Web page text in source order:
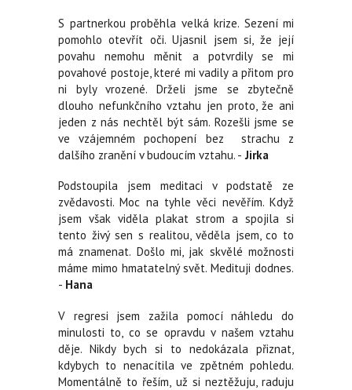
S partnerkou proběhla velká krize. Sezení mi
pomohlo otevřít oči. Ujasnil jsem si, že její
povahu nemohu měnit a potvrdily se mi
povahové postoje, které mi vadily a přitom pro
ni byly vrozené. Drželi jsme se zbytečně
dlouho nefunkčního vztahu jen proto, že ani
jeden z nás nechtěl být sám. Rozešli jsme se
ve vzájemném pochopení bez strachu z
dalšího zranění v budoucím vztahu. - Jirka
Podstoupila jsem meditaci v podstatě ze
zvědavosti. Moc na tyhle věci nevěřím. Když
jsem však viděla plakat strom a spojila si
tento živý sen s realitou, věděla jsem, co to
má znamenat. Došlo mi, jak skvělé možnosti
máme mimo hmatatelný svět. Medituji dodnes.
- Hana
V regresi jsem zažila pomocí náhledu do
minulosti to, co se opravdu v našem vztahu
děje. Nikdy bych si to nedokázala přiznat,
kdybych to nenacítila ve zpětném pohledu.
Momentálně to řeším, už si neztěžuju, raduju